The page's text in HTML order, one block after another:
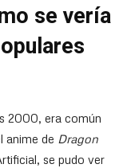
se vería
2000, era común
anime de Dragon
se pudo ver